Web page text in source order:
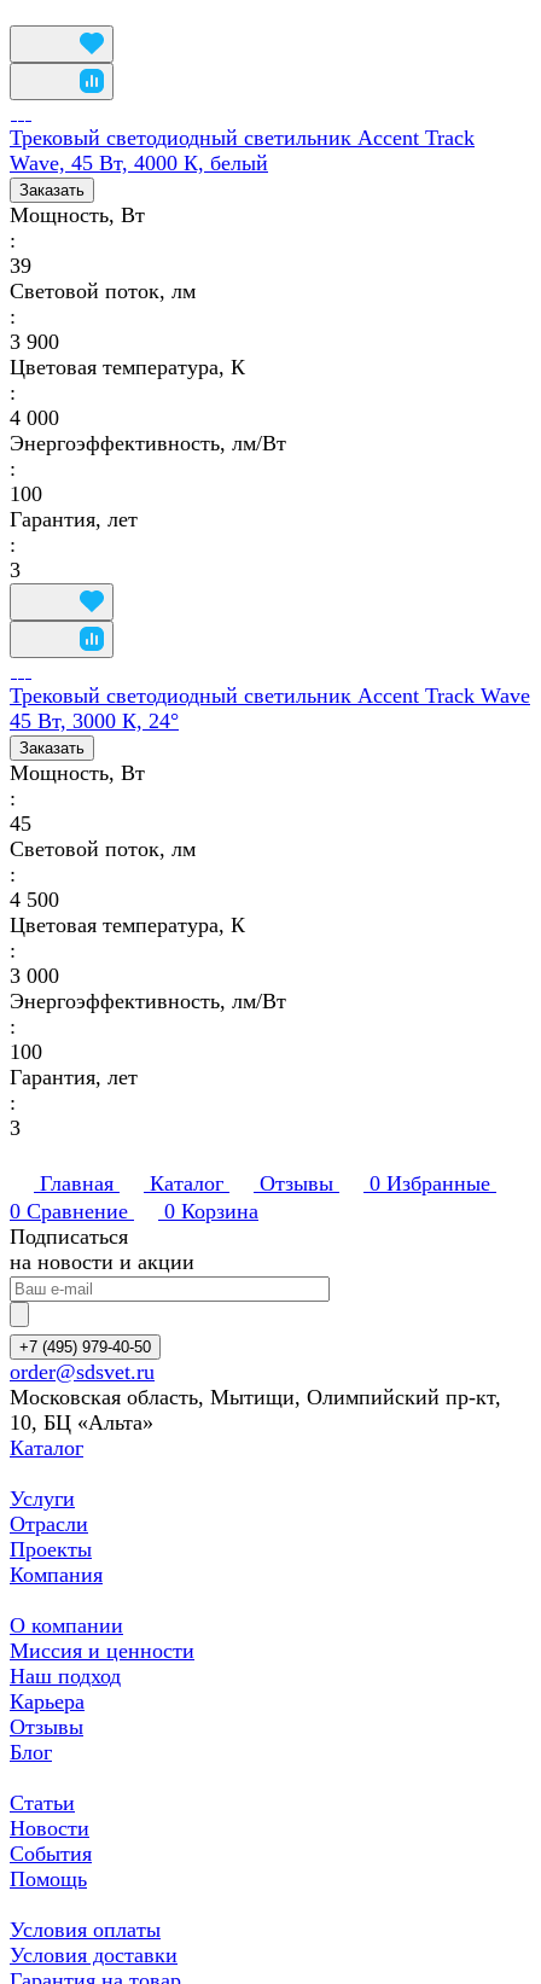
Трековый светодиодный светильник Accent Track
Wave, 45 Вт, 4000 К, белый
Заказать
Мощность, Вт
:
39
Световой поток, лм
:
3 900
Цветовая температура, К
:
4 000
Энергоэффективность, лм/Вт
:
100
Гарантия, лет
:
3
Трековый светодиодный светильник Accent Track Wave
45 Вт, 3000 К, 24°
Заказать
Мощность, Вт
:
45
Световой поток, лм
:
4 500
Цветовая температура, К
:
3 000
Энергоэффективность, лм/Вт
:
100
Гарантия, лет
:
3
Главная Каталог Отзывы 0 Избранные
0 Сравнение 0 Корзина
Подписаться
на новости и акции
+7 (495) 979-40-50
order@sdsvet.ru
Московская область, Мытищи, Олимпийский пр-кт,
10, БЦ «Альта»
Каталог
Услуги
Отрасли
Проекты
Компания
О компании
Миссия и ценности
Наш подход
Карьера
Отзывы
Блог
Статьи
Новости
События
Помощь
Условия оплаты
Условия доставки